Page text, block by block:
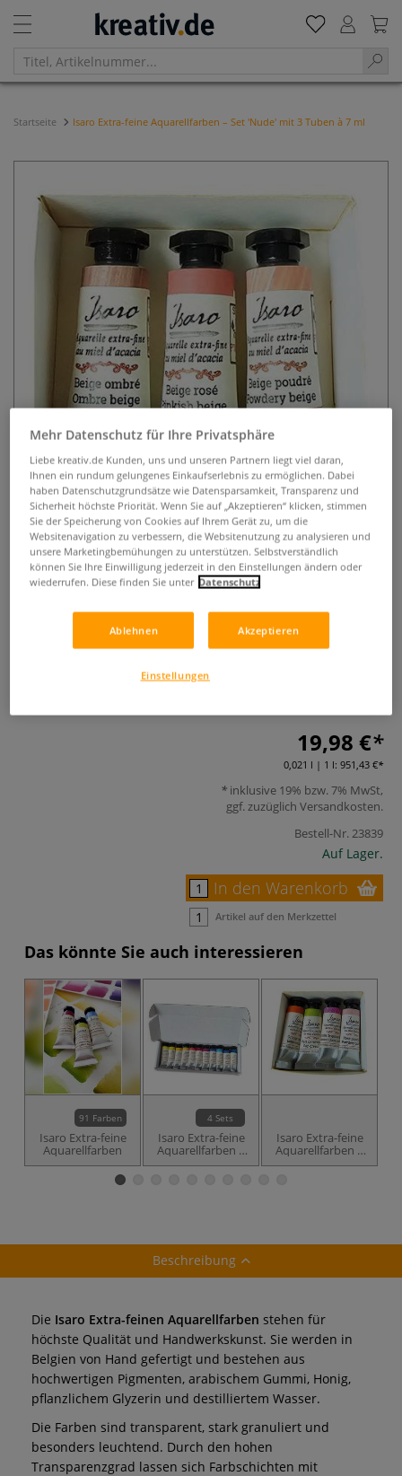
Startseite Isaro Extra-feine Aquarellfarben – Set 'Nude' mit 3 Tuben à 7 ml
Isaro Extra-feine Aquarellfarben –
Set 'Nude' mit 3 Tuben à 7 ml
Isaro Extra-feine Aquarellfarben im Set 'Nude' – 3 Tuben à 7
ml. Handgefertigt, mono-pigmentiert, transparent &
19,98 €
0,021 l | 1 l: 951,43 €
inklusive 19% bzw. 7% MwSt,
ggf. zuzüglich Versandkosten.
Bestell-Nr.23839
Auf Lager.
In den Warenkorb
Artikel auf den Merkzettel
Das könnte Sie auch interessieren
91 Farben
Isaro Extra-feine
Aquarellfarben
4 Sets
Isaro Extra-feine
Aquarellfarben –
11er-Sets mit
Isaro Extra-feine
Aquarellfarben –
Set 'Floral Note'
Beschreibung
Die Isaro Extra-feinen Aquarellfarben stehen für
höchste Qualität und Handwerkskunst. Sie werden in
Belgien von Hand gefertigt und bestehen aus
hochwertigen Pigmenten, arabischem Gummi, Honig,
pflanzlichem Glyzerin und destilliertem Wasser.
Die Farben sind transparent, stark granuliert und
besonders leuchtend. Durch den hohen
Transparenzgrad lassen sich Farbschichten mit
Mehr Datenschutz für Ihre Privatsphäre
Liebe kreativ.de Kunden, uns und unseren Partnern liegt viel daran,
Ihnen ein rundum gelungenes Einkaufserlebnis zu ermöglichen. Dabei
haben Datenschutzgrundsätze wie Datensparsamkeit, Transparenz und
Sicherheit höchste Priorität. Wenn Sie auf „Akzeptieren“ klicken, stimmen
Sie der Speicherung von Cookies auf Ihrem Gerät zu, um die
Websitenavigation zu verbessern, die Websitenutzung zu analysieren und
unsere Marketingbemühungen zu unterstützen. Selbstverständlich
können Sie Ihre Einwilligung jederzeit in den Einstellungen ändern oder
wiederrufen. Diese finden Sie unter Datenschutz
Ablehnen Akzeptieren
Einstellungen